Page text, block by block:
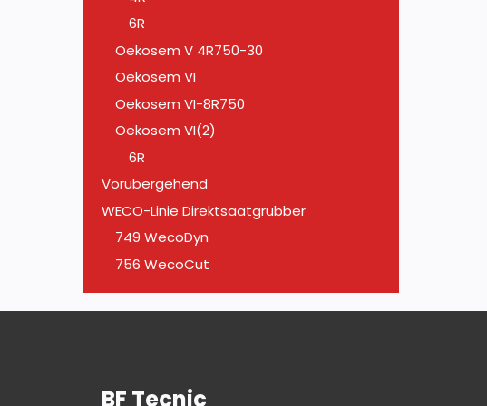
6R
Oekosem V 4R750-30
Oekosem VI
Oekosem VI-8R750
Oekosem VI(2)
6R
Vorübergehend
WECO-Linie Direktsaatgrubber
749 WecoDyn
756 WecoCut
BF Tecnic